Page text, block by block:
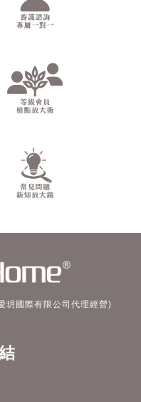
國際有限公司代理經營)